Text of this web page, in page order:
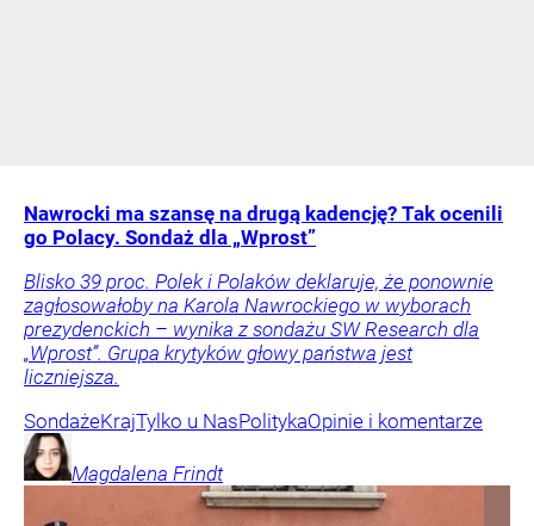
Nawrocki ma szansę na drugą kadencję? Tak ocenili
go Polacy. Sondaż dla „Wprost”
Blisko 39 proc. Polek i Polaków deklaruje, że ponownie
zagłosowałoby na Karola Nawrockiego w wyborach
prezydenckich – wynika z sondażu SW Research dla
„Wprost”. Grupa krytyków głowy państwa jest
liczniejsza.
SondażeKrajTylko u NasPolitykaOpinie i komentarze
Magdalena Frindt